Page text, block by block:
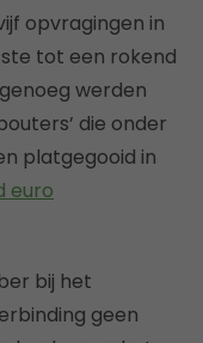
opvragingen in
tot een rokend
werden
die onder
platgegooid in
euro
bij het
geen